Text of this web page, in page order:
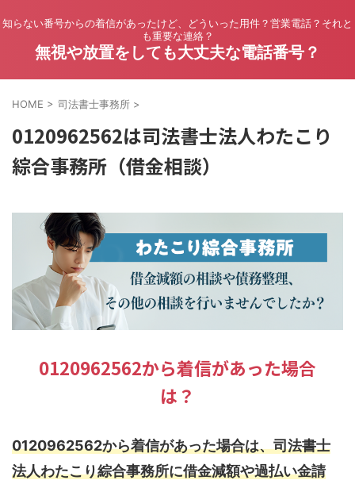
知らない番号からの着信があったけど、どういった用件？営業電話？それと
も重要な連絡？
無視や放置をしても大丈夫な電話番号？
HOME > 司法書士事務所 >
0120962562は司法書士法人わたこり
綜合事務所（借金相談）
0120962562から着信があった場合
は？
0120962562から着信があった場合は、司法書士
法人わたこり綜合事務所に借金減額や過払い金請